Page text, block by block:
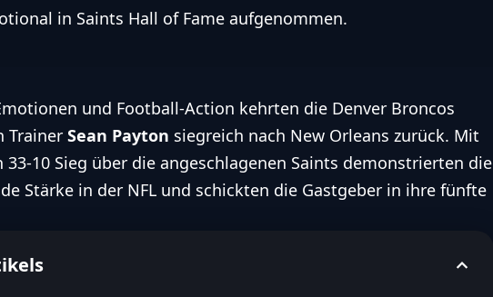
in Saints Hall of Fame aufgenommen.
und Football-Action kehrten die Denver Broncos
Trainer Sean Payton siegreich nach New Orleans zurück. Mit
33-10 Sieg über die angeschlagenen Saints demonstrierten die
Stärke in der NFL und schickten die Gastgeber in ihre fünfte